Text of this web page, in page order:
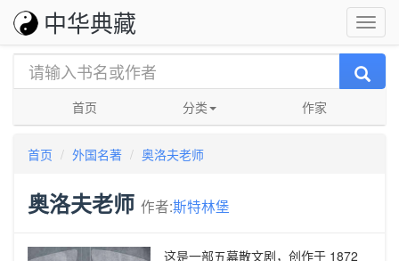
中华典藏
首页 分类 作家
首页 外国名著 奥洛夫老师
奥洛夫老师 作者:斯特林堡
这是一部五幕散文剧，创作于 1872